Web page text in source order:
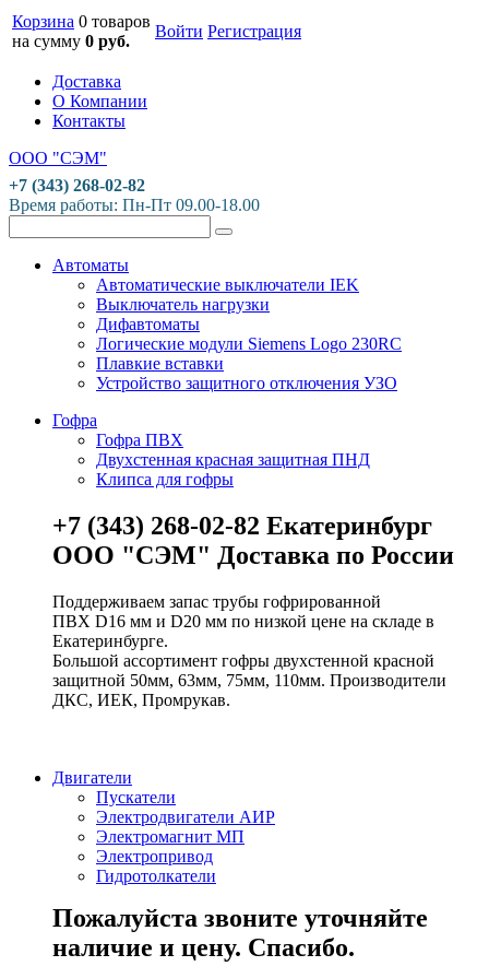
Корзина 0 товаров
на сумму 0 руб.
Войти Регистрация
Доставка
О Компании
Контакты
ООО "СЭМ"
+7 (343) 268-02-82
Время работы: Пн-Пт 09.00-18.00
Автоматы
Автоматические выключатели IEK
Выключатель нагрузки
Дифавтоматы
Логические модули Siemens Logo 230RC
Плавкие вставки
Устройство защитного отключения УЗО
Гофра
Гофра ПВХ
Двухстенная красная защитная ПНД
Клипса для гофры
+7 (343) 268-02-82 Екатеринбург
ООО "СЭМ" Доставка по России
Поддерживаем запас трубы гофрированной
ПВХ D16 мм и D20 мм по низкой цене на складе в
Екатеринбурге.
Большой ассортимент гофры двухстенной красной
защитной 50мм, 63мм, 75мм, 110мм. Производители
ДКС, ИЕК, Промрукав.
Двигатели
Пускатели
Электродвигатели АИР
Электромагнит МП
Электропривод
Гидротолкатели
Пожалуйста звоните уточняйте
наличие и цену. Спасибо.